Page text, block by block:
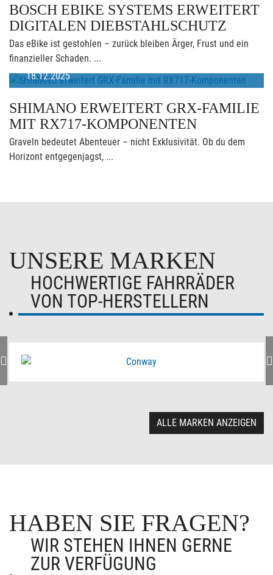
BOSCH EBIKE SYSTEMS ERWEITERT
DIGITALEN DIEBSTAHLSCHUTZ
Das eBike ist gestohlen – zurück bleiben Ärger, Frust und ein
finanzieller Schaden. ...
18.12.2025
SHIMANO ERWEITERT GRX-FAMILIE
MIT RX717-KOMPONENTEN
Graveln bedeutet Abenteuer – nicht Exklusivität. Ob du dem
Horizont entgegenjagst, ...
UNSERE MARKEN
HOCHWERTIGE FAHRRÄDER
VON TOP-HERSTELLERN
ALLE MARKEN ANZEIGEN
HABEN SIE FRAGEN?
WIR STEHEN IHNEN GERNE
ZUR VERFÜGUNG